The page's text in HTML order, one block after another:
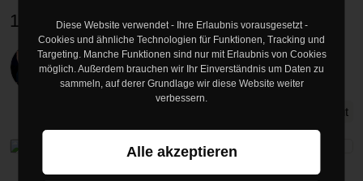
10-minütiges Yogaprogramm für Anfänger
Veröffentlicht am07.10.2023
Mark Philipp
10-Minuten-Workout
Diese Website verwendet - Ihre Erlaubnis vorausgesetzt -
Cookies und ähnliche Technologien für Funktionen, Tracking und
Targeting. Manche Funktionen sind nur mit Erlaubnis von Cookies
möglich. Außerdem brauchen wir Ihr Einverständnis um Daten zu
sammeln, auf derer Grundlage wir diese Website weiter
verbessern.
Alle akzeptieren